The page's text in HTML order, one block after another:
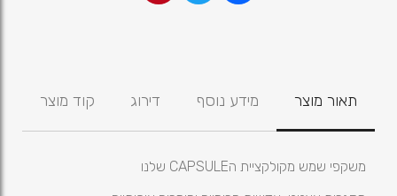
תאור מוצר מידע נוסף דירוג קוד מוצר
משקפי שמש מקולקציית הCAPSULE שלנו